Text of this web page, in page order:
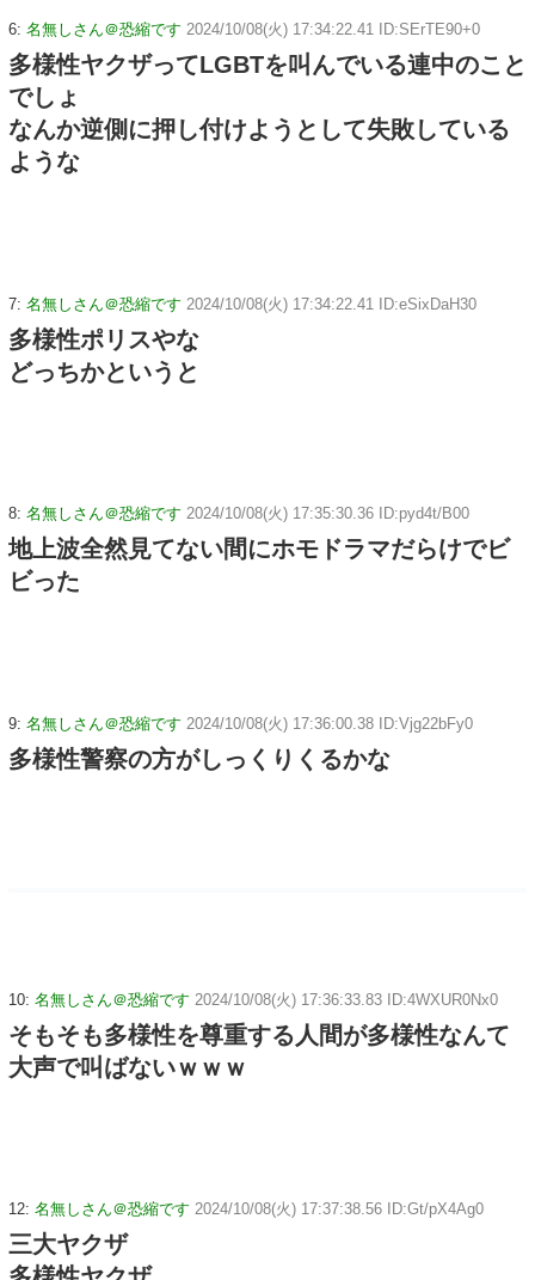
6: 名無しさん＠恐縮です 2024/10/08(火) 17:34:22.41 ID:SErTE90+0
多様性ヤクザってLGBTを叫んでいる連中のこと
でしょ
なんか逆側に押し付けようとして失敗している
ような
7: 名無しさん＠恐縮です 2024/10/08(火) 17:34:22.41 ID:eSixDaH30
多様性ポリスやな
どっちかというと
8: 名無しさん＠恐縮です 2024/10/08(火) 17:35:30.36 ID:pyd4t/B00
地上波全然見てない間にホモドラマだらけでビ
ビった
9: 名無しさん＠恐縮です 2024/10/08(火) 17:36:00.38 ID:Vjg22bFy0
多様性警察の方がしっくりくるかな
10: 名無しさん＠恐縮です 2024/10/08(火) 17:36:33.83 ID:4WXUR0Nx0
そもそも多様性を尊重する人間が多様性なんて
大声で叫ばないｗｗｗ
12: 名無しさん＠恐縮です 2024/10/08(火) 17:37:38.56 ID:Gt/pX4Ag0
三大ヤクザ